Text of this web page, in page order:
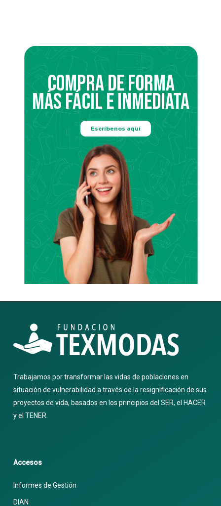
COMPRA DE FORMA
MÁS FÁCIL E INMEDIATA
Escríbenos aquí
Trabajamos por transformar las vidas de poblaciones en
situación de vulnerabilidad a través de la resignificación de sus
proyectos de vida, basados en los principios del SER, el HACER
y el TENER.
Accesos
Informes de Gestión
DIAN